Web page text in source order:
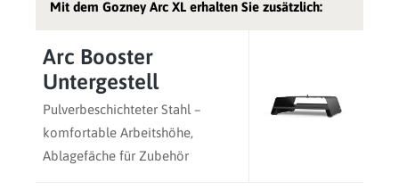
Mit dem Gozney Arc XL erhalten Sie zusätzlich:
Arc Booster
Untergestell
Pulverbeschichteter Stahl –
komfortable Arbeitshöhe,
Ablagefäche für Zubehör